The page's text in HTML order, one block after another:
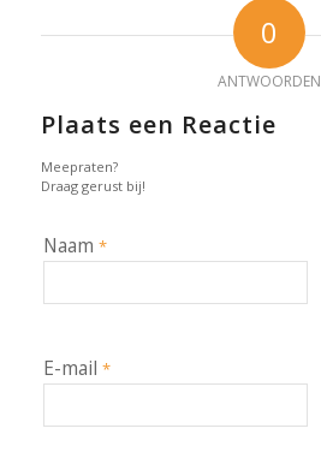
0
ANTWOORDEN
Plaats een Reactie
Meepraten?
Draag gerust bij!
Naam *
E-mail *